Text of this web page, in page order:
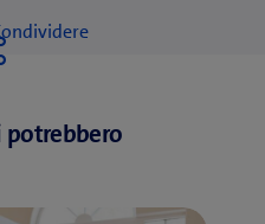
potrebbero